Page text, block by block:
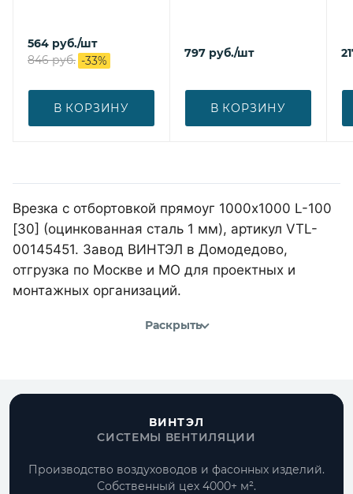
564 руб./шт
846руб. -33%
В КОРЗИНУ
797 руб./шт
В КОРЗИНУ
Врезка с отбортовкой прямоуг 1000х1000 L-100
[30] (оцинкованная сталь 1 мм), артикул VTL-
00145451. Завод ВИНТЭЛ в Домодедово,
отгрузка по Москве и МО для проектных и
монтажных организаций.
Раскрыть
ВИНТЭЛ
СИСТЕМЫ ВЕНТИЛЯЦИИ
Производство воздуховодов и фасонных изделий.
Собственный цех 4000+ м².